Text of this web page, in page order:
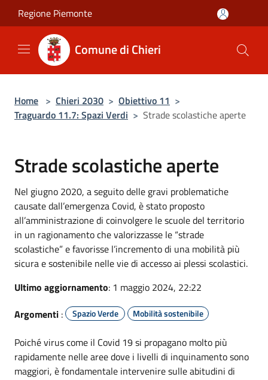
Salta al contenuto principale
Regione Piemonte
Comune di Chieri
Home > Chieri 2030 > Obiettivo 11 >
Traguardo 11.7: Spazi Verdi > Strade scolastiche aperte
Strade scolastiche aperte
Nel giugno 2020, a seguito delle gravi problematiche
causate dall’emergenza Covid, è stato proposto
all’amministrazione di coinvolgere le scuole del territorio
in un ragionamento che valorizzasse le “strade
scolastiche” e favorisse l’incremento di una mobilità più
sicura e sostenibile nelle vie di accesso ai plessi scolastici.
Ultimo aggiornamento: 1 maggio 2024, 22:22
Argomenti : Spazio Verde Mobilità sostenibile
Poiché virus come il Covid 19 si propagano molto più
rapidamente nelle aree dove i livelli di inquinamento sono
maggiori, è fondamentale intervenire sulle abitudini di